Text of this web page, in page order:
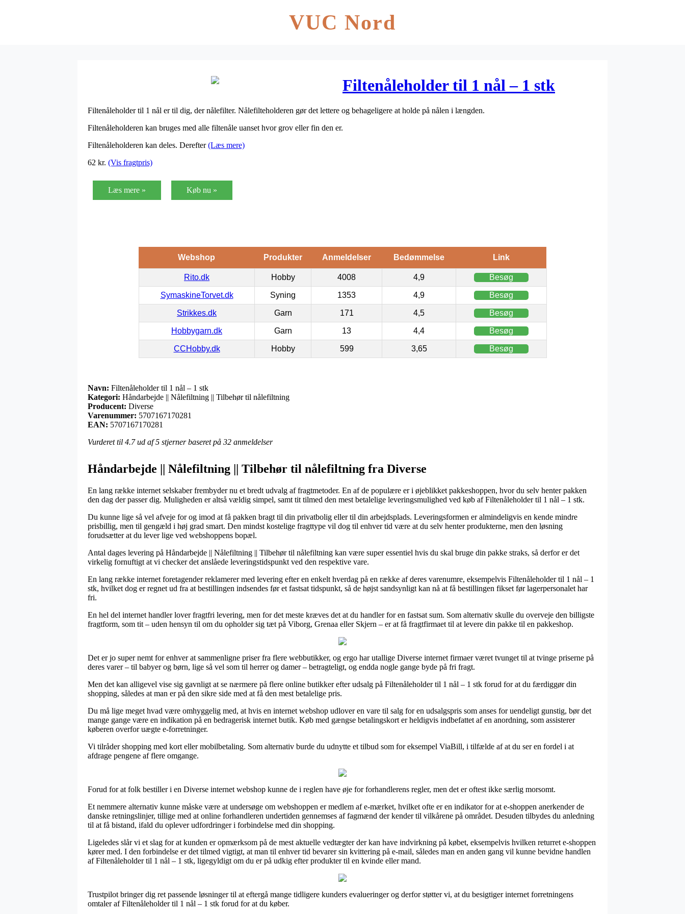
VUC Nord
Filtenåleholder til 1 nål – 1 stk
Filtenåleholder til 1 nål er til dig, der nålefilter. Nålefilteholderen gør det lettere og behageligere at holde på nålen i længden.
Filtenåleholderen kan bruges med alle filtenåle uanset hvor grov eller fin den er.
Filtenåleholderen kan deles. Derefter(Læs mere)
62 kr. (Vis fragtpris)
Læs mere » Køb nu »
Webshop Produkter Anmeldelser Bedømmelse Link
Rito.dk Hobby 4008 4,9 Besøg
SymaskineTorvet.dk Syning 1353 4,9 Besøg
Strikkes.dk Garn 171 4,5 Besøg
Hobbygarn.dk Garn 13 4,4 Besøg
CCHobby.dk Hobby 599 3,65 Besøg
Navn: Filtenåleholder til 1 nål – 1 stk
Kategori: Håndarbejde || Nålefiltning || Tilbehør til nålefiltning
Producent: Diverse
Varenummer: 5707167170281
EAN: 5707167170281
Vurderet til 4.7ud af 5 stjerner baseret på 32 anmeldelser
Håndarbejde || Nålefiltning || Tilbehør til nålefiltning fra Diverse
En lang række internet selskaber frembyder nu et bredt udvalg af fragtmetoder. En af de populære er i øjeblikket pakkeshoppen, hvor du selv henter pakken
den dag der passer dig. Muligheden er altså vældig simpel, samt tit tilmed den mest betalelige leveringsmulighed ved køb af Filtenåleholder til 1 nål – 1 stk.
Du kunne lige så vel afveje for og imod at få pakken bragt til din privatbolig eller til din arbejdsplads. Leveringsformen er almindeligvis en kende mindre
prisbillig, men til gengæld i høj grad smart. Den mindst kostelige fragttype vil dog til enhver tid være at du selv henter produkterne, men den løsning
forudsætter at du lever lige ved webshoppens bopæl.
Antal dages levering på Håndarbejde || Nålefiltning || Tilbehør til nålefiltning kan være super essentiel hvis du skal bruge din pakke straks, så derfor er det
virkelig fornuftigt at vi checker det anslåede leveringstidspunkt ved den respektive vare.
En lang række internet foretagender reklamerer med levering efter en enkelt hverdag på en række af deres varenumre, eksempelvis Filtenåleholder til 1 nål – 1
stk, hvilket dog er regnet ud fra at bestillingen indsendes før et fastsat tidspunkt, så de højst sandsynligt kan nå at få bestillingen fikset før lagerpersonalet har
fri.
En hel del internet handler lover fragtfri levering, men for det meste kræves det at du handler for en fastsat sum. Som alternativ skulle du overveje den billigste
fragtform, som tit – uden hensyn til om du opholder sig tæt på Viborg, Grenaa eller Skjern – er at få fragtfirmaet til at levere din pakke til en pakkeshop.
Det er jo super nemt for enhver at sammenligne priser fra flere webbutikker, og ergo har utallige Diverse internet firmaer været tvunget til at tvinge priserne på
deres varer – til babyer og børn, lige så vel som til herrer og damer – betragteligt, og endda nogle gange byde på fri fragt.
Men det kan alligevel vise sig gavnligt at se nærmere på flere online butikker efter udsalg på Filtenåleholder til 1 nål – 1 stk forud for at du færdiggør din
shopping, således at man er på den sikre side med at få den mest betalelige pris.
Du må lige meget hvad være omhyggelig med, at hvis en internet webshop udlover en vare til salg for en udsalgspris som anses for uendeligt gunstig, bør det
mange gange være en indikation på en bedragerisk internet butik. Køb med gængse betalingskort er heldigvis indbefattet af en anordning, som assisterer
køberen overfor uægte e-forretninger.
Vi tilråder shopping med kort eller mobilbetaling. Som alternativ burde du udnytte et tilbud som for eksempel ViaBill, i tilfælde af at du ser en fordel i at
afdrage pengene af flere omgange.
Forud for at folk bestiller i en Diverse internet webshop kunne de i reglen have øje for forhandlerens regler, men det er oftest ikke særlig morsomt.
Et nemmere alternativ kunne måske være at undersøge om webshoppen er medlem af e-mærket, hvilket ofte er en indikator for at e-shoppen anerkender de
danske retningslinjer, tillige med at online forhandleren undertiden gennemses af fagmænd der kender til vilkårene på området. Desuden tilbydes du anledning
til at få bistand, ifald du oplever udfordringer i forbindelse med din shopping.
Ligeledes slår vi et slag for at kunden er opmærksom på de mest aktuelle vedtægter der kan have indvirkning på købet, eksempelvis hvilken returret e-shoppen
kører med. I den forbindelse er det tilmed vigtigt, at man til enhver tid bevarer sin kvittering på e-mail, således man en anden gang vil kunne bevidne handlen
af Filtenåleholder til 1 nål – 1 stk, ligegyldigt om du er på udkig efter produkter til en kvinde eller mand.
Trustpilot bringer dig ret passende løsninger til at eftergå mange tidligere kunders evalueringer og derfor støtter vi, at du besigtiger internet forretningens
omtaler af Filtenåleholder til 1 nål – 1 stk forud for at du køber.